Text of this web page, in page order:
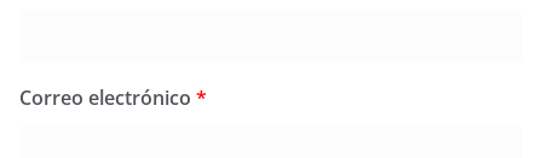
Correo electrónico *